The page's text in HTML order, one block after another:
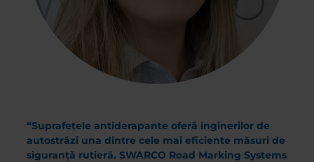
“Suprafețele antiderapante oferă inginerilor de
autostrăzi una dintre cele mai eficiente măsuri de
siguranță rutieră. SWARCO Road Marking Systems